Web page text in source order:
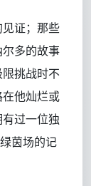
证；那些
多的故事
挑战时不
他灿烂或
过一位独
茵场的记